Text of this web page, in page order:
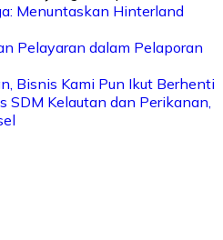
Menuntaskan Hinterland
Pelayaran dalam Pelaporan
Bisnis Kami Pun Ikut Berhenti
SDM Kelautan dan Perikanan,